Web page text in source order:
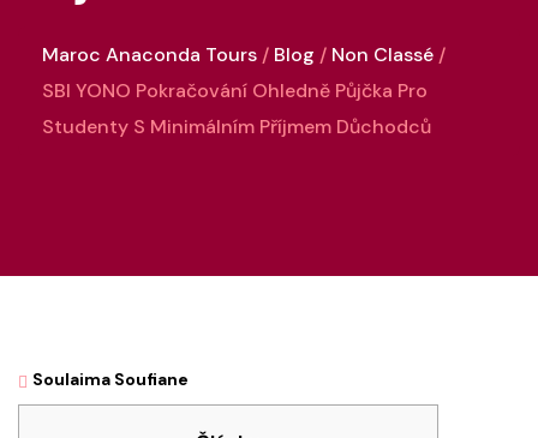
Maroc Anaconda Tours Blog
Non Classé
SBI YONO Pokračování Ohledně Půjčka Pro
Studenty S Minimálním Příjmem Důchodců
Soulaima Soufiane